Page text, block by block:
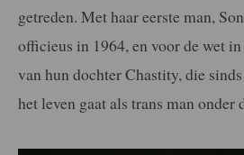
getreden. Met haar eerste man,
officieus in 1964, en voor de wet
van hun dochter Chastity, die
het leven gaat als trans man onder